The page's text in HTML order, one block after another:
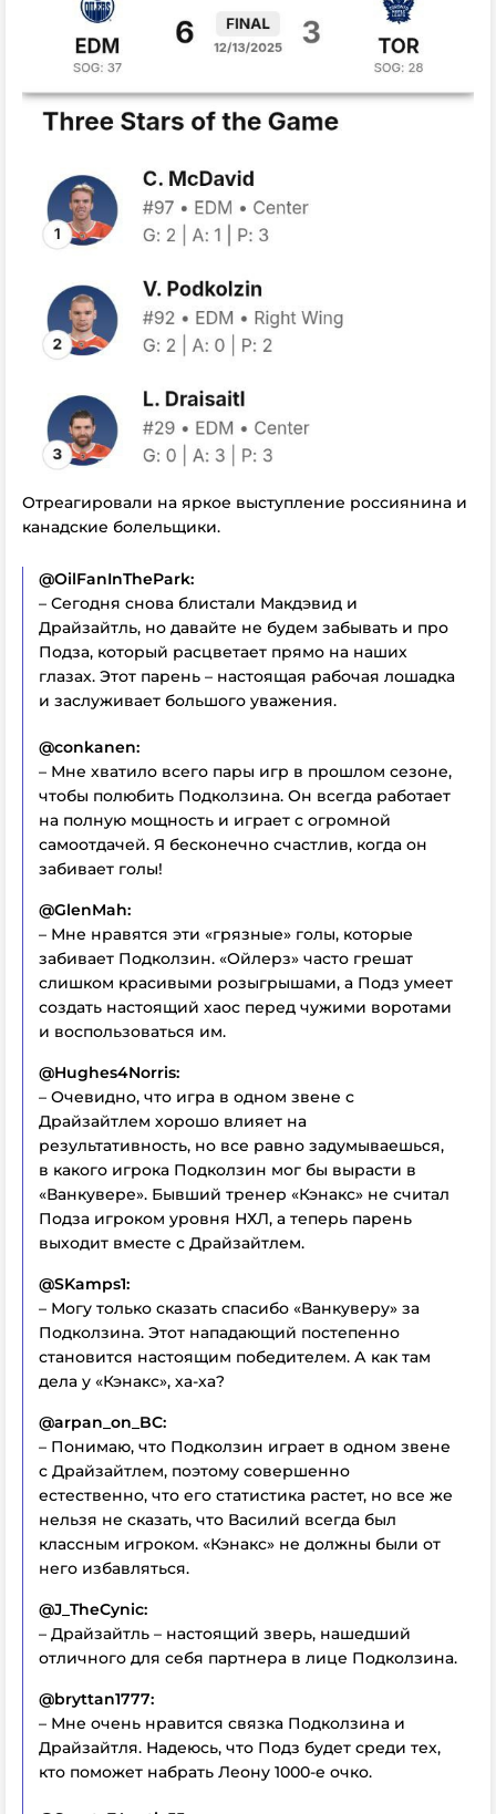
Отреагировали на яркое выступление россиянина и
канадские болельщики.
@OilFanInThePark:
– Сегодня снова блистали Макдэвид и
Драйзайтль, но давайте не будем забывать и про
Подза, который расцветает прямо на наших
глазах. Этот парень – настоящая рабочая лошадка
и заслуживает большого уважения.
@conkanen:
– Мне хватило всего пары игр в прошлом сезоне,
чтобы полюбить Подколзина. Он всегда работает
на полную мощность и играет с огромной
самоотдачей. Я бесконечно счастлив, когда он
забивает голы!
@GlenMah:
– Мне нравятся эти «грязные» голы, которые
забивает Подколзин. «Ойлерз» часто грешат
слишком красивыми розыгрышами, а Подз умеет
создать настоящий хаос перед чужими воротами
и воспользоваться им.
@Hughes4Norris:
– Очевидно, что игра в одном звене с
Драйзайтлем хорошо влияет на
результативность, но все равно задумываешься,
в какого игрока Подколзин мог бы вырасти в
«Ванкувере». Бывший тренер «Кэнакс» не считал
Подза игроком уровня НХЛ, а теперь парень
выходит вместе с Драйзайтлем.
@SKamps1:
– Могу только сказать спасибо «Ванкуверу» за
Подколзина. Этот нападающий постепенно
становится настоящим победителем. А как там
дела у «Кэнакс», ха-ха?
@arpan_on_BC:
– Понимаю, что Подколзин играет в одном звене
с Драйзайтлем, поэтому совершенно
естественно, что его статистика растет, но все же
нельзя не сказать, что Василий всегда был
классным игроком. «Кэнакс» не должны были от
него избавляться.
@J_TheCynic:
– Драйзайтль – настоящий зверь, нашедший
отличного для себя партнера в лице Подколзина.
@bryttan1777:
– Мне очень нравится связка Подколзина и
Драйзайтля. Надеюсь, что Подз будет среди тех,
кто поможет набрать Леону 1000-е очко.